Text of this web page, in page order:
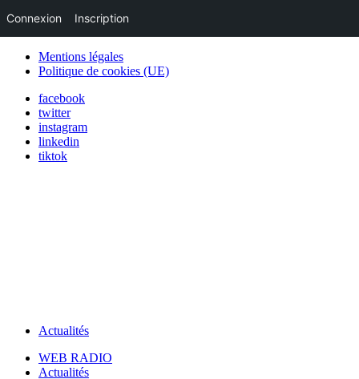
Mentions légales
Politique de cookies (UE)
facebook
twitter
instagram
linkedin
tiktok
Actualités
WEB RADIO
Actualités
Connexion Inscription